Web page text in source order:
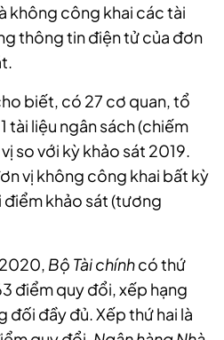
không công khai các tài
thông tin điện tử của đơn
biết, có 27 cơ quan, tổ
tài liệu ngân sách (chiếm
so với kỳ khảo sát 2019.
vị không công khai bất kỳ
khảo sát (tương
Bộ Tài chínhcó thứ
điểm quy đổi, xếp hạng
đầy đủ. Xếp thứ hai là